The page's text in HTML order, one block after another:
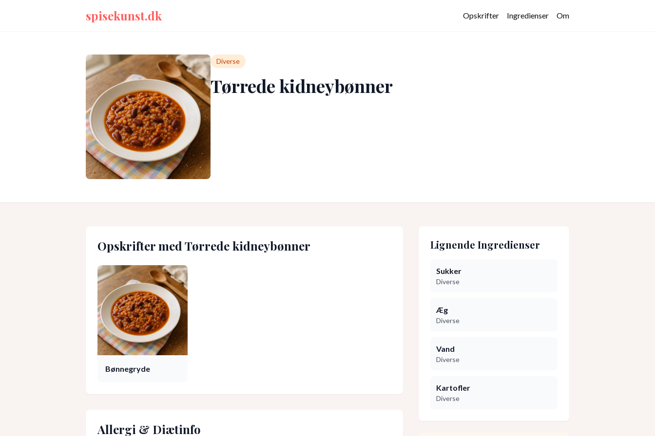
spisekunst.dk Opskrifter Ingredienser Om
Diverse
Tørrede kidneybønner
Opskrifter med Tørrede kidneybønner
Bønnegryde
Allergi & Diætinfo
Lignende Ingredienser
Sukker
Diverse
Æg
Diverse
Vand
Diverse
Kartofler
Diverse